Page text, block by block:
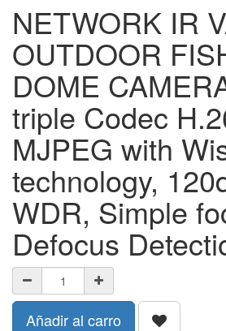
NETWORK IR
OUTDOOR
DOME
triple Codec
MJPEG with
technology,
WDR, Simple
Defocus
Añadir al carro